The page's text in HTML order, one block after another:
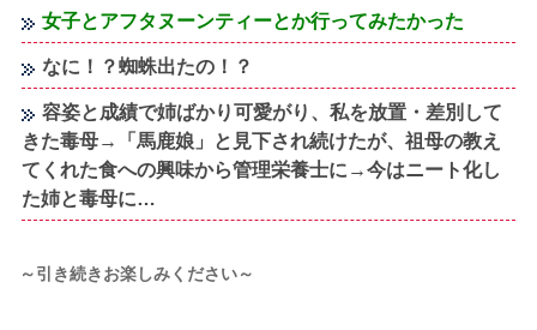
女子とアフタヌーンティーとか行ってみたかった
なに！？蜘蛛出たの！？
容姿と成績で姉ばかり可愛がり、私を放置・差別して
きた毒母→「馬鹿娘」と見下され続けたが、祖母の教え
てくれた食への興味から管理栄養士に→今はニート化し
た姉と毒母に…
～引き続きお楽しみください～